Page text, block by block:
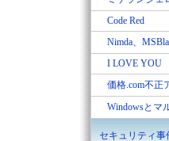
Code Red
Nimda、
I LOVE YOU
価格.com不正
Windowsとマ
セキュリティ